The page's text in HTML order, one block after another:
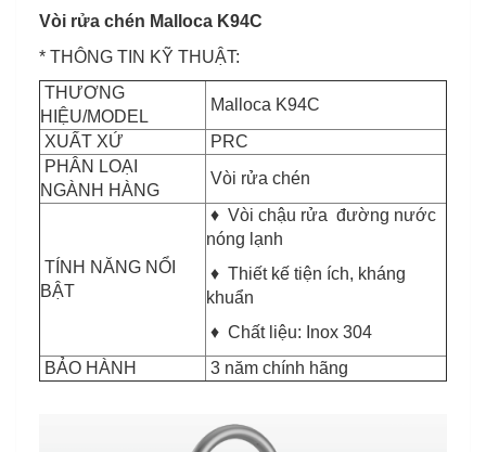
Vòi rửa chén Malloca K94C
* THÔNG TIN KỸ THUẬT:
THƯƠNG
HIỆU/MODEL
Malloca K94C
XUẤT XỨ
PRC
PHÂN LOẠI
NGÀNH HÀNG
Vòi rửa chén
TÍNH NĂNG NỔI
BẬT
♦ Vòi chậu rửa đường nước
nóng lạnh
♦ Thiết kế tiện ích, kháng
khuẩn
♦ Chất liệu: Inox 304
BẢO HÀNH
3 năm chính hãng